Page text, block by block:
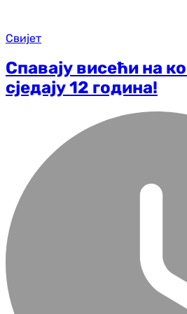
Свијет
Спавају висећи на
сједају 12 година!